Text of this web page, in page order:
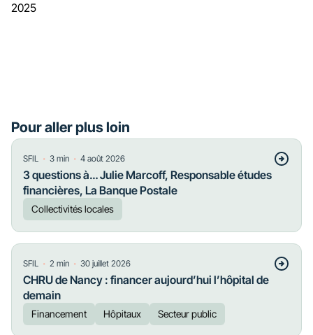
2025
Pour aller plus loin
SFIL ・ 3 min ・ 4 août 2026
3 questions à… Julie Marcoff, Responsable études
financières, La Banque Postale
Collectivités locales
SFIL ・ 2 min ・ 30 juillet 2026
CHRU de Nancy : financer aujourd’hui l’hôpital de
demain
Financement Hôpitaux Secteur public